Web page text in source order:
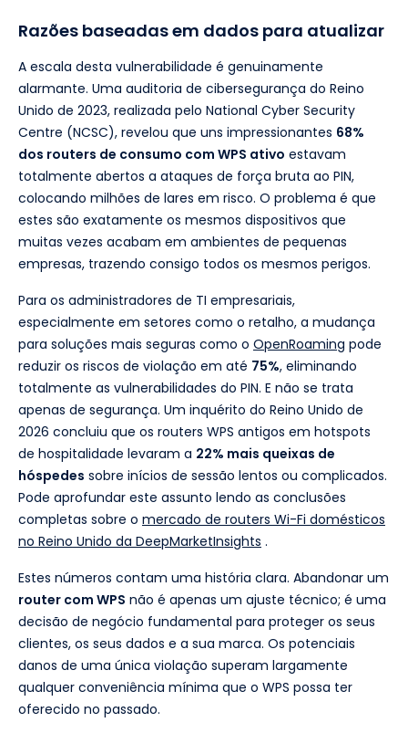
Razões baseadas em dados para atualizar
A escala desta vulnerabilidade é genuinamente
alarmante. Uma auditoria de cibersegurança do Reino
Unido de 2023, realizada pelo National Cyber Security
Centre (NCSC), revelou que uns impressionantes 68%
dos routers de consumo com WPS ativo estavam
totalmente abertos a ataques de força bruta ao PIN,
colocando milhões de lares em risco. O problema é que
estes são exatamente os mesmos dispositivos que
muitas vezes acabam em ambientes de pequenas
empresas, trazendo consigo todos os mesmos perigos.
Para os administradores de TI empresariais,
especialmente em setores como o retalho, a mudança
para soluções mais seguras como o OpenRoaming pode
reduzir os riscos de violação em até 75%, eliminando
totalmente as vulnerabilidades do PIN. E não se trata
apenas de segurança. Um inquérito do Reino Unido de
2026 concluiu que os routers WPS antigos em hotspots
de hospitalidade levaram a 22% mais queixas de
hóspedes sobre inícios de sessão lentos ou complicados.
Pode aprofundar este assunto lendo as conclusões
completas sobre o mercado de routers Wi-Fi domésticos
no Reino Unido da DeepMarketInsights .
Estes números contam uma história clara. Abandonar um
router com WPS não é apenas um ajuste técnico; é uma
decisão de negócio fundamental para proteger os seus
clientes, os seus dados e a sua marca. Os potenciais
danos de uma única violação superam largamente
qualquer conveniência mínima que o WPS possa ter
oferecido no passado.